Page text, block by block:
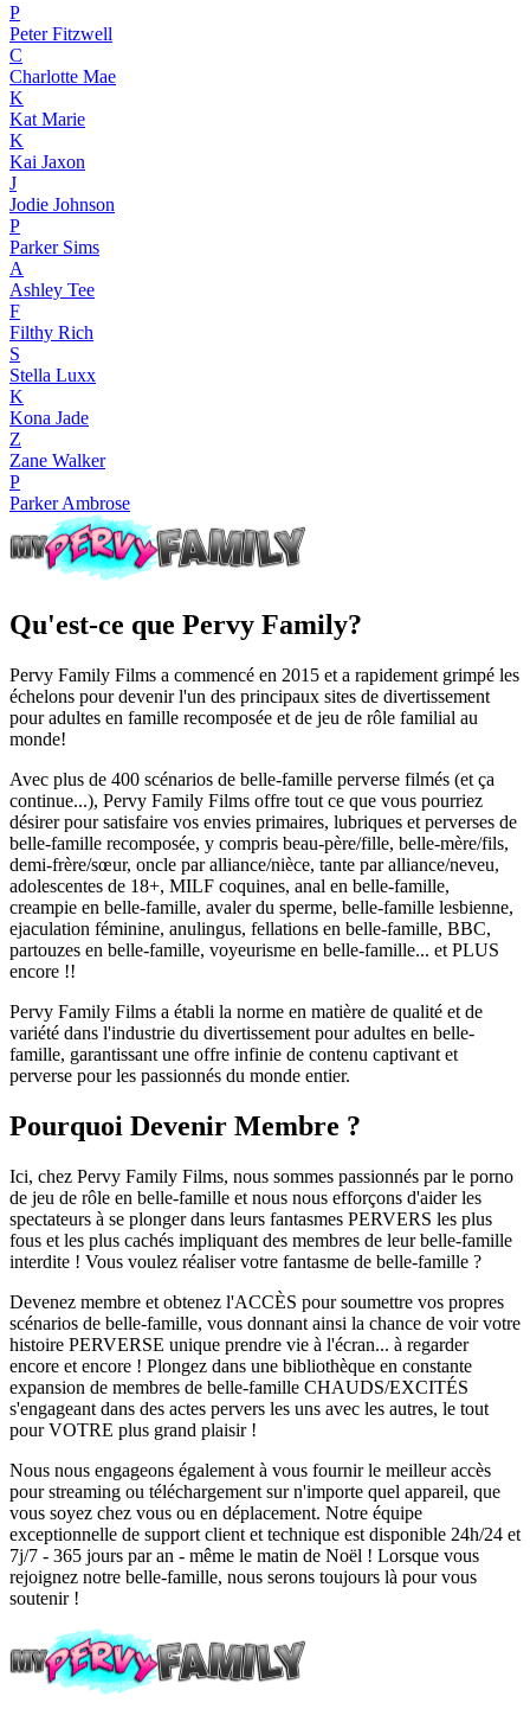
P
Peter Fitzwell
C
Charlotte Mae
K
Kat Marie
K
Kai Jaxon
J
Jodie Johnson
P
Parker Sims
A
Ashley Tee
F
Filthy Rich
S
Stella Luxx
K
Kona Jade
Z
Zane Walker
P
Parker Ambrose
Qu'est-ce que Pervy Family?
Pervy Family Films a commencé en 2015 et a rapidement grimpé les
échelons pour devenir l'un des principaux sites de divertissement
pour adultes en famille recomposée et de jeu de rôle familial au
monde!
Avec plus de 400 scénarios de belle-famille perverse filmés (et ça
continue...), Pervy Family Films offre tout ce que vous pourriez
désirer pour satisfaire vos envies primaires, lubriques et perverses de
belle-famille recomposée, y compris beau-père/fille, belle-mère/fils,
demi-frère/sœur, oncle par alliance/nièce, tante par alliance/neveu,
adolescentes de 18+, MILF coquines, anal en belle-famille,
creampie en belle-famille, avaler du sperme, belle-famille lesbienne,
ejaculation féminine, anulingus, fellations en belle-famille, BBC,
partouzes en belle-famille, voyeurisme en belle-famille... et PLUS
encore !!
Pervy Family Films a établi la norme en matière de qualité et de
variété dans l'industrie du divertissement pour adultes en belle-
famille, garantissant une offre infinie de contenu captivant et
perverse pour les passionnés du monde entier.
Pourquoi Devenir Membre ?
Ici, chez Pervy Family Films, nous sommes passionnés par le porno
de jeu de rôle en belle-famille et nous nous efforçons d'aider les
spectateurs à se plonger dans leurs fantasmes PERVERS les plus
fous et les plus cachés impliquant des membres de leur belle-famille
interdite ! Vous voulez réaliser votre fantasme de belle-famille ?
Devenez membre et obtenez l'ACCÈS pour soumettre vos propres
scénarios de belle-famille, vous donnant ainsi la chance de voir votre
histoire PERVERSE unique prendre vie à l'écran... à regarder
encore et encore ! Plongez dans une bibliothèque en constante
expansion de membres de belle-famille CHAUDS/EXCITÉS
s'engageant dans des actes pervers les uns avec les autres, le tout
pour VOTRE plus grand plaisir !
Nous nous engageons également à vous fournir le meilleur accès
pour streaming ou téléchargement sur n'importe quel appareil, que
vous soyez chez vous ou en déplacement. Notre équipe
exceptionnelle de support client et technique est disponible 24h/24 et
7j/7 - 365 jours par an - même le matin de Noël ! Lorsque vous
rejoignez notre belle-famille, nous serons toujours là pour vous
soutenir !